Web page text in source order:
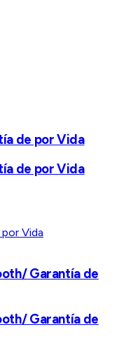
de por Vida
de por Vida
Garantía de
Garantía de